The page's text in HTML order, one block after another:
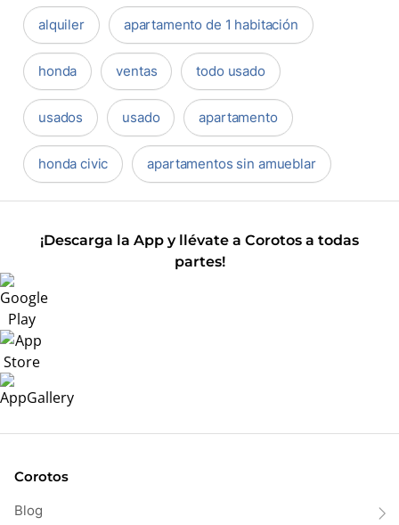
alquiler apartamento de 1 habitación
honda ventas todo usado
usados usado apartamento
honda civic apartamentos sin amueblar
¡Descarga la App y llévate a Corotos a todas
partes!
Corotos
Blog